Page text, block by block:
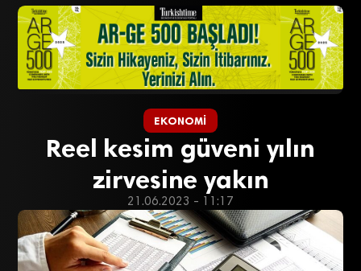
EKONOMI
Reel kesim güveni yılın
zirvesine yakın
21.06.2023 - 11:17